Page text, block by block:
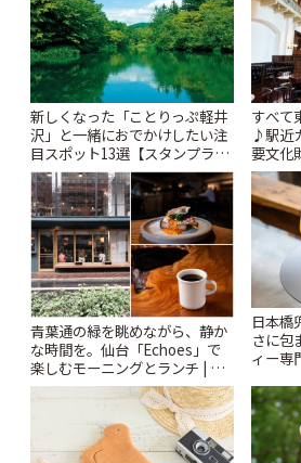
新しくなった「ことりっぷ軽井
沢」と一緒におでかけしたい注
目スポット13選【スタンプラリ
ー開催中】 | ことりっぷ
すべて
♪駅近
要文化
札すぐ
りっぷ
青葉通の緑を眺めながら、静か
な時間を。仙台「Echoes」で
楽しむモーニングとランチ | こ
とりっぷ
日本橋
さに包
ィー専